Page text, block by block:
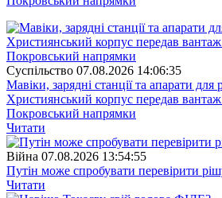
Суспiльство 07.08.2026 14:06:35
Мавіки, зарядні станції та апарати для
Християнський корпус передав вантаж
Покровський напрямки
Читати
Війна 07.08.2026 13:54:55
Путін може спробувати перевірити
Читати